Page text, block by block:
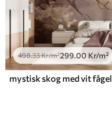
498.33Kr/m²299 .00 Kr/m²
mystisk skog med vit fågel